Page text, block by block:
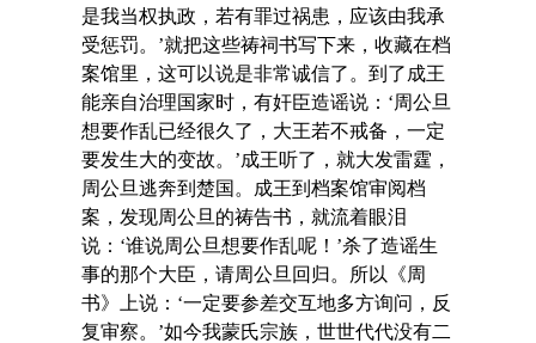
是我当权执政，若有罪过祸患，应该由我承
受惩罚。’就把这些祷祠书写下来，收藏在档
案馆里，这可以说是非常诚信了。到了成王
能亲自治理国家时，有奸臣造谣说：‘周公旦
想要作乱已经很久了，大王若不戒备，一定
要发生大的变故。’成王听了，就大发雷霆，
周公旦逃奔到楚国。成王到档案馆审阅档
案，发现周公旦的祷告书，就流着眼泪
说：‘谁说周公旦想要作乱呢！’杀了造谣生
事的那个大臣，请周公旦回归。所以《周
书》上说：‘一定要参差交互地多方询问，反
复审察。’如今我蒙氏宗族，世世代代没有二